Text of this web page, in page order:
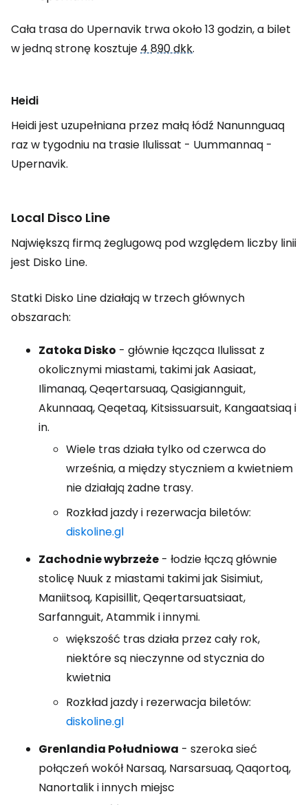
Cała trasa do Upernavik trwa około 13 godzin, a bilet
w jedną stronę kosztuje4 890 dkk.
Heidi
Heidi jest uzupełniana przez małą łódź Nanunnguaq
raz w tygodniu na trasie Ilulissat - Uummannaq -
Upernavik.
Local Disco Line
Największą firmą żeglugową pod względem liczby linii
jest Disko Line.
Statki Disko Line działają w trzech głównych
obszarach:
Zatoka Disko - głównie łącząca Ilulissat z
okolicznymi miastami, takimi jak Aasiaat,
Ilimanaq, Qeqertarsuaq, Qasigiannguit,
Akunnaaq, Qeqetaq, Kitsissuarsuit, Kangaatsiaq i
in.
Wiele tras działa tylko od czerwca do
września, a między styczniem a kwietniem
nie działają żadne trasy.
Rozkład jazdy i rezerwacja biletów:
diskoline.gl
Zachodnie wybrzeże - łodzie łączą głównie
stolicę Nuuk z miastami takimi jak Sisimiut,
Maniitsoq, Kapisillit, Qeqertarsuatsiaat,
Sarfannguit, Atammik i innymi.
większość tras działa przez cały rok,
niektóre są nieczynne od stycznia do
kwietnia
Rozkład jazdy i rezerwacja biletów:
diskoline.gl
Grenlandia Południowa - szeroka sieć
połączeń wokół Narsaq, Narsarsuaq, Qaqortoq,
Nanortalik i innych miejsc